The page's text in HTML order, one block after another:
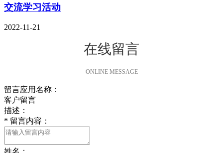
交流学习活动
2022-11-21
在线留言
ONLINE MESSAGE
留言应用名称：
客户留言
描述：
* 留言内容：